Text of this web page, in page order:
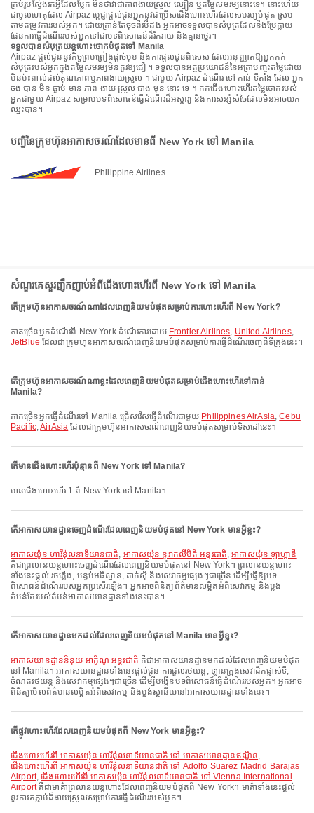
គ្រប់រូបស្វែងរកអ្វីដែលប្លែក មិនថាវាជាភាពងាយស្រួល ល្បឿន ឬតម្លៃសមរម្យនោះទេ។ នោះហើយ
ជាមូលហេតុដែល Airpaz ប្តេជ្ញាផ្តល់ជូនអ្នកនូវជម្រើសជើងហោះហើរដែលសមរម្យបំផុត ស្រប
តាមតម្រូវការរបស់អ្នក។ ដោយគ្រាន់តែចុចពីរបីដង អ្នកអាចទទួលបានសំបុត្រដែលនឹងប្រែក្លាយ
ផែនការធ្វើដំណើររបស់អ្នកទៅជាបទពិសោធន៍ដ៏រីករាយ និងគ្មានថ្នេរ។
ទទួលបានសំបុត្រយន្តហោះថោកបំផុតទៅ Manila
Airpaz ផ្តល់ជូននូវកិច្ចព្រមព្រៀងផ្តាច់មុខ និងការផ្តល់ជូនពិសេស ដែលអនុញ្ញាតឱ្យអ្នកកក់
សំបុត្ររបស់អ្នកក្នុងតម្លៃសមរម្យមិនគួរឱ្យជឿ ។ ទទួលបានអត្ថប្រយោជន៍នៃអត្រាបញ្ចុះតម្លៃដោយ
មិនប៉ះពាល់ដល់គុណភាពឬភាពងាយស្រួល ។ ជាមួយ Airpaz ដំណើរ ទៅ កាន់ ទីតាំង ដែល អ្នក
ចង់ បាន មិន ធ្លាប់ មាន ភាព ងាយ ស្រួល ជាង មុន នោះ ទេ ។ កក់ជើងហោះហើរតម្លៃថោករបស់
អ្នកជាមួយ Airpaz សម្រាប់បទពិសោធន៍ធ្វើដំណើរដ៏អស្ចារ្យ និងការសន្សំសំចៃដែលមិនអាចយក
ឈ្នះបាន។
បញ្ជីនៃក្រុមហ៊ុនអាកាសចរណ៍ដែលមានពី New York ទៅ Manila
Philippine Airlines
សំណួរគេសួរញឹកញាប់អំពីជើងហោះហើរពី New York ទៅ Manila
តើក្រុមហ៊ុនអាកាសចរណ៍ណាដែលពេញនិយមបំផុតសម្រាប់ការហោះហើរពី New York?
ភាគច្រើនអ្នកដំណើរពី New York ដំណើរការដោយ Frontier Airlines, United Airlines,
JetBlue ដែលជាក្រុមហ៊ុនអាកាសចរណ៍ពេញនិយមបំផុតសម្រាប់ការធ្វើដំណើរចេញពីទីក្រុងនេះ។
តើក្រុមហ៊ុនអាកាសចរណ៍ណាខ្លះដែលពេញនិយមបំផុតសម្រាប់ជើងហោះហើរទៅកាន់
Manila?
ភាគច្រើនអ្នកធ្វើដំណើរទៅ Manila ជ្រើសរើសធ្វើដំណើរជាមួយ Philippines AirAsia,Cebu
Pacific,AirAsia ដែលជាក្រុមហ៊ុនអាកាសចរណ៍ពេញនិយមបំផុតសម្រាប់ទិសដៅនេះ។
តើមានជើងហោះហើរប៉ុន្មានពី New York ទៅ Manila?
មានជើងហោះហើរ 1 ពី New York ទៅ Manila។
តើអាកាសយានដ្ឋានចេញដំណើរដែលពេញនិយមបំផុតនៅ New York មានអ្វីខ្លះ?
អាកាសយ៉ូន ហារីន៉ុលនាទីយានជាតិ, អាកាសយ៉ូន នួវាកលីបិតី អន្តរជាតិ,អាកាសយ៉ូន ឡាហ្គាឌី
គឺជាព្រលានយន្តហោះចេញដំណើរដែលពេញនិយមបំផុតនៅ New York។ ព្រលានយន្តហោះ
ទាំងនេះផ្តល់ រថភ្លើង, បន្ទប់អធិស្ឋាន, តាក់ស៊ី និងសេវាកម្មផ្សេងៗជាច្រើន ដើម្បីធ្វើឱ្យបទ
ពិសោធន៍ដំណើររបស់អ្នកប្រសើរឡើង។ អ្នកអាចពិនិត្យព័ត៌មានលម្អិតអំពីសេវាកម្ម និងប្លង់
តំបន់តែរបស់តំបន់អាកាសយានដ្ឋានទាំងនេះបាន។
តើអាកាសយានដ្ឋានមកដល់ដែលពេញនិយមបំផុតនៅ Manila មានអ្វីខ្លះ?
អាកាសយានដ្ឋាននិនុយ អាកូីណូ អន្តរជាតិ គឺជាអាកាសយានដ្ឋានមកដល់ដែលពេញនិយមបំផុត
នៅ Manila។ អាកាសយានដ្ឋានទាំងនេះផ្តល់ជូន ការជួលរថយន្ត, ឡានក្រុងសេវាដឹកផ្លាស់ទី,
ចំណតរថយន្ត និងសេវាកម្មផ្សេងៗជាច្រើន ដើម្បីបង្កើនបទពិសោធន៍ធ្វើដំណើររបស់អ្នក។ អ្នកអាច
ពិនិត្យមើលព័ត៌មានលម្អិតអំពីសេវាកម្ម និងប្លង់ស្ថានីយនៅអាកាសយានដ្ឋានទាំងនេះ។
តើផ្លូវហោះហើរដែលពេញនិយមបំផុតពី New York មានអ្វីខ្លះ?
ជើងហោះហើរពី អាកាសយ៉ូន ហារីន៉ុលនាទីយានជាតិ ទៅ អាកាសយានដ្ឋានឥណ្ឌិន,
ជើងហោះហើរពី អាកាសយ៉ូន ហារីន៉ុលនាទីយានជាតិ ទៅ Adolfo Suarez Madrid Barajas
Airport,ជើងហោះហើរពី អាកាសយ៉ូន ហារីន៉ុលនាទីយានជាតិ ទៅ Vienna International
Airportគឺជាមាគ៌ាព្រលានយន្តហោះដែលពេញនិយមបំផុតពី New York។ មាគ៌ាទាំងនេះផ្តល់
នូវការតភ្ជាប់ដ៏ងាយស្រួលសម្រាប់ការធ្វើដំណើររបស់អ្នក។